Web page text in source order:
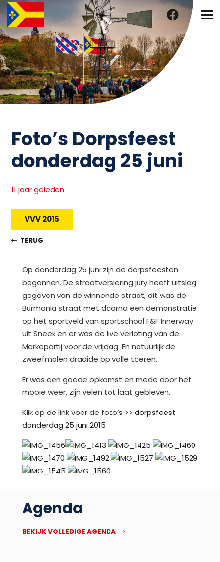
Foto’s Dorpsfeest
donderdag 25 juni
11 jaar geleden
VVV 2015
TERUG
Op donderdag 25 juni zijn de dorpsfeesten
begonnen. De straatversiering jury heeft uitslag
gegeven van de winnende straat, dit was de
Burmania straat met daarna een demonstratie
op het sportveld van sportschool F&F Innerway
uit Sneek en er was de live verloting van de
Merkepartij voor de vrijdag. En natuurlijk de
zweefmolen draaide op volle toeren.
Er was een goede opkomst en mede door het
mooie weer, zijn velen tot laat gebleven.
Klik op de link voor de foto’s >> dorpsfeest
donderdag 25 juni 2015
Agenda
BEKIJK VOLLEDIGE AGENDA